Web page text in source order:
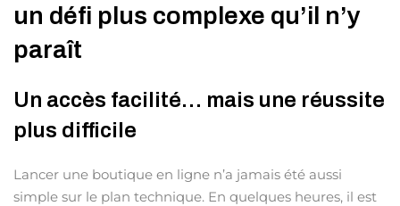
un défi plus complexe qu’il n’y
paraît
Un accès facilité… mais une réussite
plus difficile
Lancer une boutique en ligne n’a jamais été aussi
simple sur le plan technique. En quelques heures, il est